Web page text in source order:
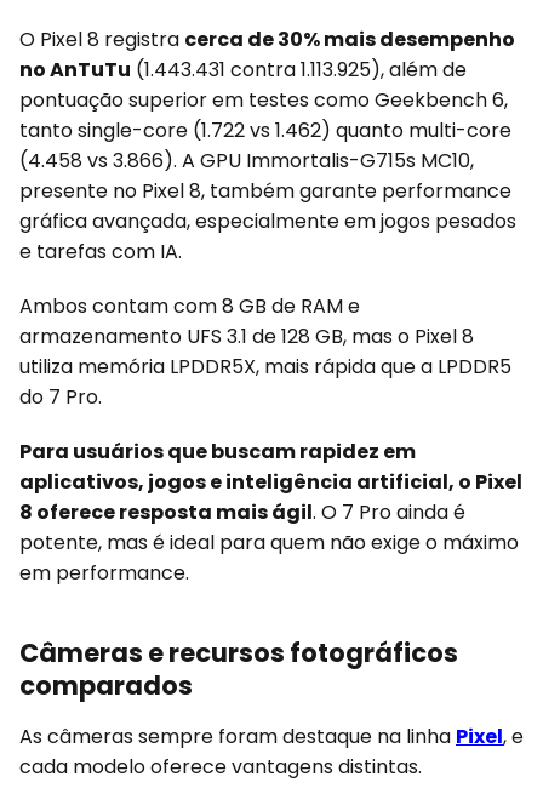
O Pixel 8 registra cerca de 30% mais desempenho
no AnTuTu (1.443.431 contra 1.113.925), além de
pontuação superior em testes como Geekbench 6,
tanto single-core (1.722 vs 1.462) quanto multi-core
(4.458 vs 3.866). A GPU Immortalis-G715s MC10,
presente no Pixel 8, também garante performance
gráfica avançada, especialmente em jogos pesados
e tarefas com IA.
Ambos contam com 8 GB de RAM e
armazenamento UFS 3.1 de 128 GB, mas o Pixel 8
utiliza memória LPDDR5X, mais rápida que a LPDDR5
do 7 Pro.
Para usuários que buscam rapidez em
aplicativos, jogos e inteligência artificial, o Pixel
8 oferece resposta mais ágil. O 7 Pro ainda é
potente, mas é ideal para quem não exige o máximo
em performance.
Câmeras e recursos fotográficos
comparados
As câmeras sempre foram destaque na linha Pixel, e
cada modelo oferece vantagens distintas.